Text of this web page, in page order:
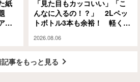
紙
イ
「見た目もカッコいい」「こ
んなに入るの！？」 2Lペッ
トボトル3本も余裕！ 軽くて
ッグが大正解
2026.08.06
事をもっと見る